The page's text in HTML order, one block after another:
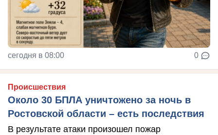
сегодня в 08:00 0
Происшествия
Около 30 БПЛА уничтожено за ночь в
Ростовской области – есть последствия
В результате атаки произошел пожар